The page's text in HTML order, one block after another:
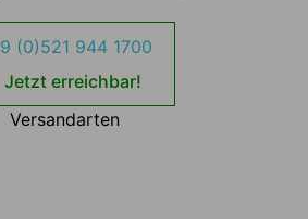
(0)521 944 1700
Jetzt erreichbar!
Versandarten